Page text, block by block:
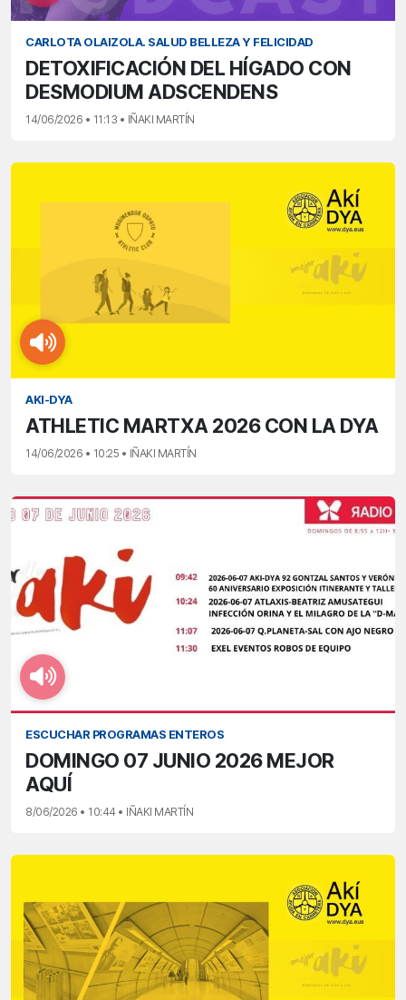
CARLOTA OLAIZOLA. SALUD BELLEZA Y FELICIDAD
DETOXIFICACIÓN DEL HÍGADO CON
DESMODIUM ADSCENDENS
14/06/2026 • 11:13 • IÑAKI MARTÍN
AKI-DYA
ATHLETIC MARTXA 2026 CON LA DYA
14/06/2026 • 10:25 • IÑAKI MARTÍN
ESCUCHAR PROGRAMAS ENTEROS
DOMINGO 07 JUNIO 2026 MEJOR
AQUÍ
8/06/2026 • 10:44 • IÑAKI MARTÍN